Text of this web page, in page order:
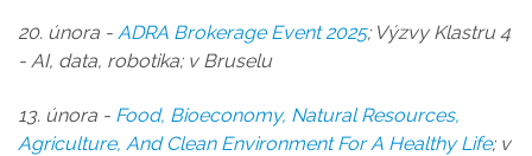
20. února - ADRA Brokerage Event 2025; Výzvy Klastru 4
- AI, data, robotika; v Bruselu
13. února - Food, Bioeconomy, Natural Resources,
Agriculture, And Clean Environment For A Healthy Life; v